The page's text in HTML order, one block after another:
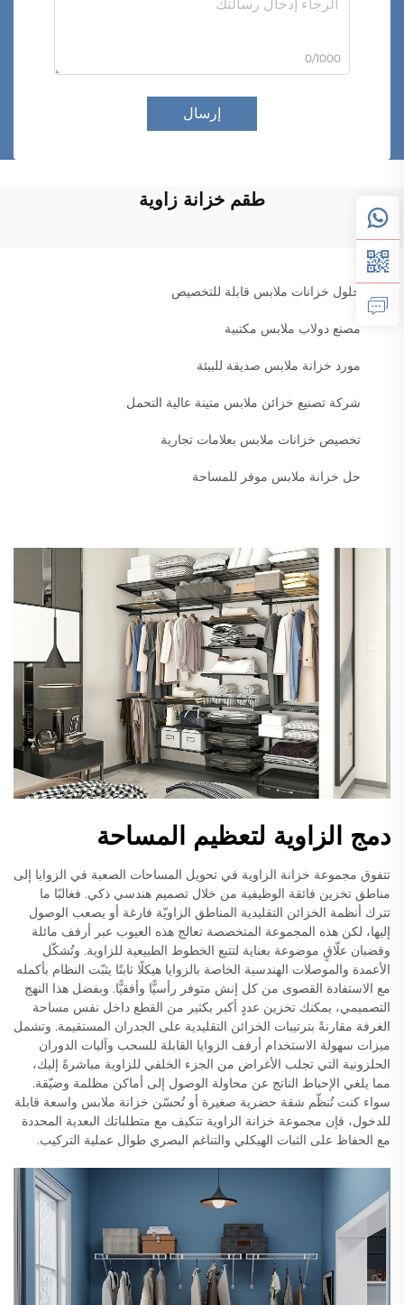
0/1000
إرسال
طقم خزانة زاوية
حلول خزانات ملابس قابلة للتخصيص
مصنع دولاب ملابس مكتبية
مورد خزانة ملابس صديقة للبيئة
شركة تصنيع خزائن ملابس متينة عالية التحمل
تخصيص خزانات ملابس بعلامات تجارية
حل خزانة ملابس موفر للمساحة
دمج الزاوية لتعظيم المساحة
تتفوق مجموعة خزانة الزاوية في تحويل المساحات الصعبة في الزوايا إلى
مناطق تخزين فائقة الوظيفية من خلال تصميم هندسي ذكي. فغالبًا ما
تترك أنظمة الخزائن التقليدية المناطق الزاويّة فارغة أو يصعب الوصول
إليها، لكن هذه المجموعة المتخصصة تعالج هذه العيوب عبر أرفف مائلة
وقضبان علّاقٍ موضوعة بعناية لتتبع الخطوط الطبيعية للزاوية. وتُشكّل
الأعمدة والموصلات الهندسية الخاصة بالزوايا هيكلًا ثابتًا يثبّت النظام بأكمله
مع الاستفادة القصوى من كل إنش متوفر رأسيًّا وأفقيًّا. وبفضل هذا النهج
التصميمي، يمكنك تخزين عددٍ أكبر بكثير من القطع داخل نفس مساحة
الغرفة مقارنةً بترتيبات الخزائن التقليدية على الجدران المستقيمة. وتشمل
ميزات سهولة الاستخدام أرفف الزوايا القابلة للسحب وآليات الدوران
الحلزونية التي تجلب الأغراض من الجزء الخلفي للزاوية مباشرةً إليك،
مما يلغي الإحباط الناتج عن محاولة الوصول إلى أماكن مظلمة وضيّقة.
سواء كنت تُنظّم شقة حضرية صغيرة أو تُحسّن خزانة ملابس واسعة قابلة
للدخول، فإن مجموعة خزانة الزاوية تتكيف مع متطلباتك البعدية المحددة
مع الحفاظ على الثبات الهيكلي والتناغم البصري طوال عملية التركيب.